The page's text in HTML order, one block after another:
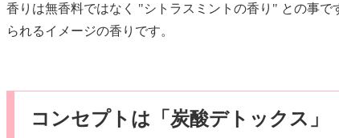
香りは無香料ではなく "シトラスミントの香り" との事で
られるイメージの香りです。
コンセプトは「炭酸デトックス」